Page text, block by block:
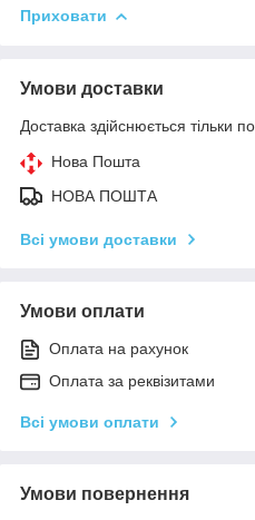
Приховати
Умови доставки
Доставка здійснюється тільки
Нова Пошта
НОВА ПОШТА
Всі умови доставки
Умови оплати
Оплата на рахунок
Оплата за реквізитами
Всі умови оплати
Умови повернення